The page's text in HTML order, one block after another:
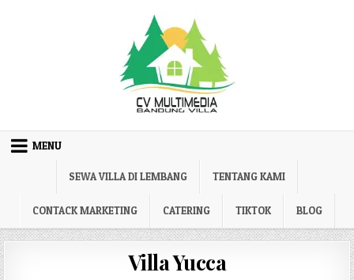
MENU
SEWA VILLA DI LEMBANG TENTANG KAMI
CONTACK MARKETING CATERING TIKTOK BLOG
Villa Yucca